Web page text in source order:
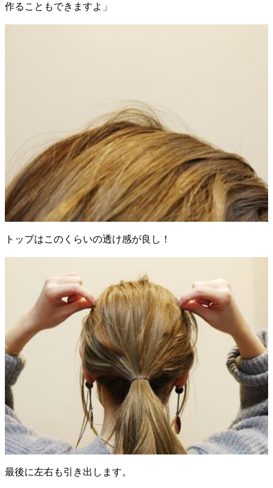
作ることもできますよ」
トップはこのくらいの透け感が良し！
最後に左右も引き出します。